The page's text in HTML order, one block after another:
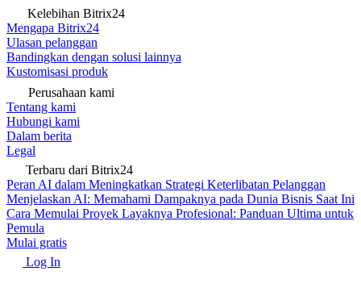
Kelebihan Bitrix24
Mengapa Bitrix24
Ulasan pelanggan
Bandingkan dengan solusi lainnya
Kustomisasi produk
Perusahaan kami
Tentang kami
Hubungi kami
Dalam berita
Legal
Terbaru dari Bitrix24
Peran AI dalam Meningkatkan Strategi Keterlibatan Pelanggan
Menjelaskan AI: Memahami Dampaknya pada Dunia Bisnis Saat Ini
Cara Memulai Proyek Layaknya Profesional: Panduan Ultima untuk
Pemula
Mulai gratis
Log In